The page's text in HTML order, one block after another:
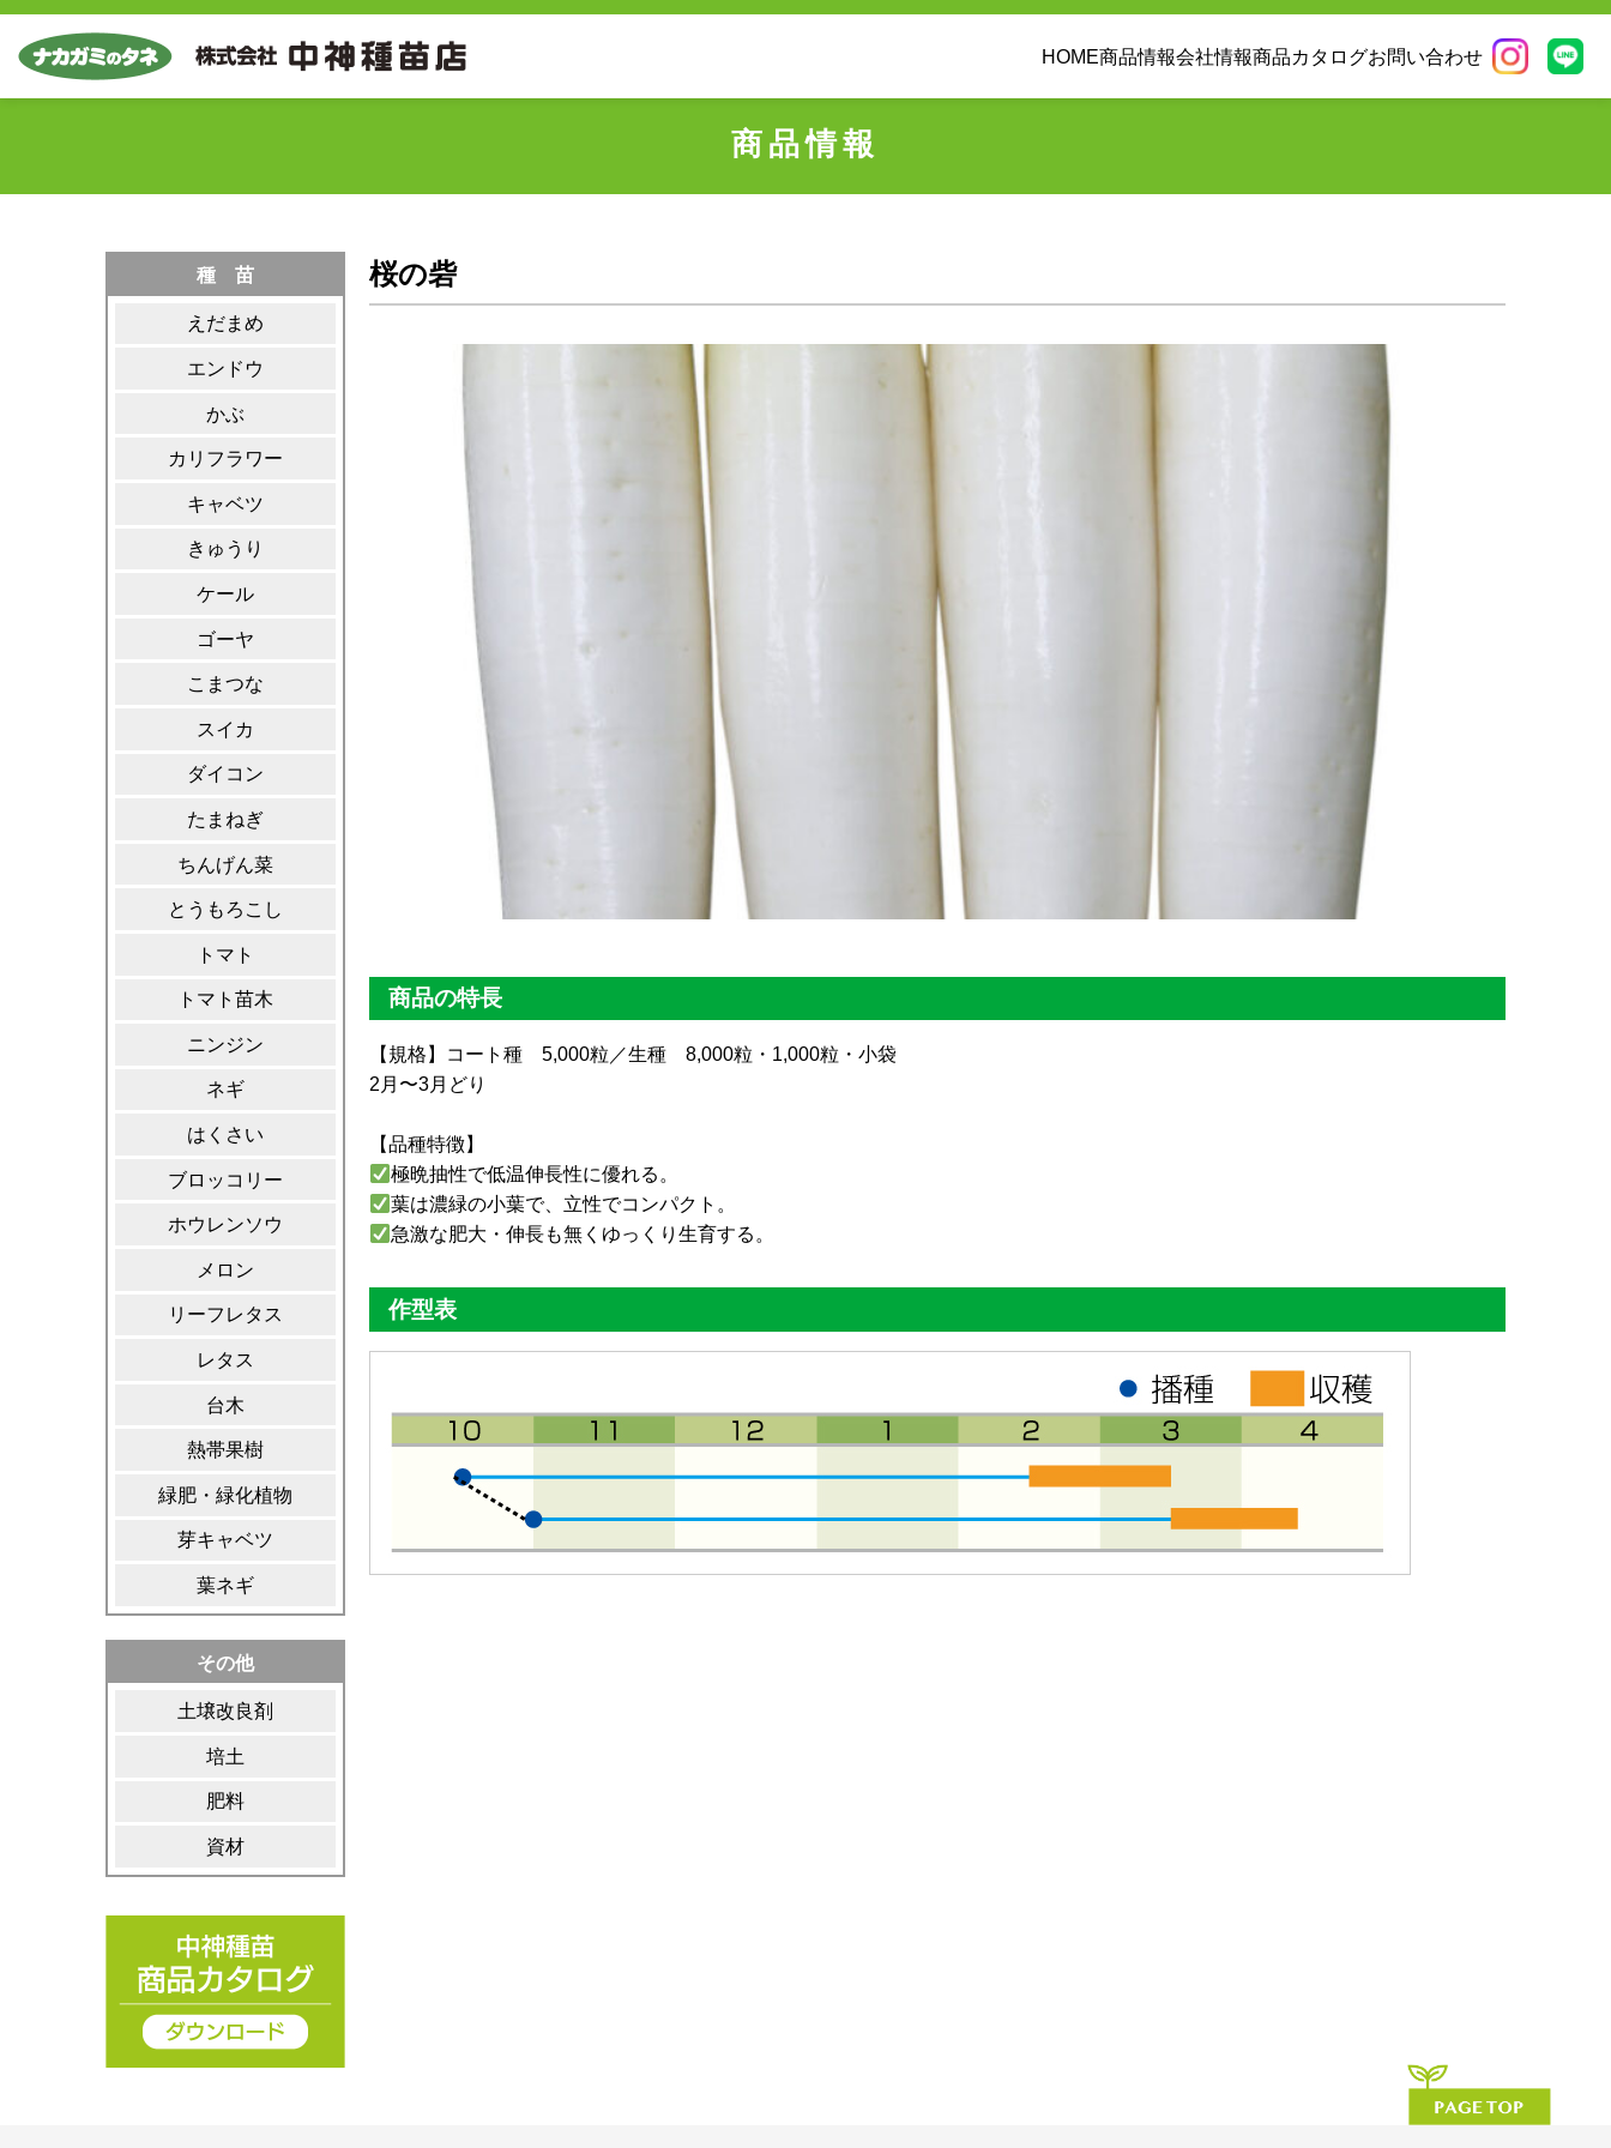
HOME商品情報会社情報商品カタログお問い合わせ
商品情報
種 苗
えだまめ
エンドウ
かぶ
カリフラワー
キャベツ
きゅうり
ケール
ゴーヤ
こまつな
スイカ
ダイコン
たまねぎ
ちんげん菜
とうもろこし
トマト
トマト苗木
ニンジン
ネギ
はくさい
ブロッコリー
ホウレンソウ
メロン
リーフレタス
レタス
台木
熱帯果樹
緑肥・緑化植物
芽キャベツ
葉ネギ
その他
土壌改良剤
培土
肥料
資材
桜の砦
商品の特長
【規格】コート種 5,000粒／生種 8,000粒・1,000粒・小袋
2月〜3月どり
【品種特徴】
極晩抽性で低温伸長性に優れる。
葉は濃緑の小葉で、立性でコンパクト。
急激な肥大・伸長も無くゆっくり生育する。
作型表